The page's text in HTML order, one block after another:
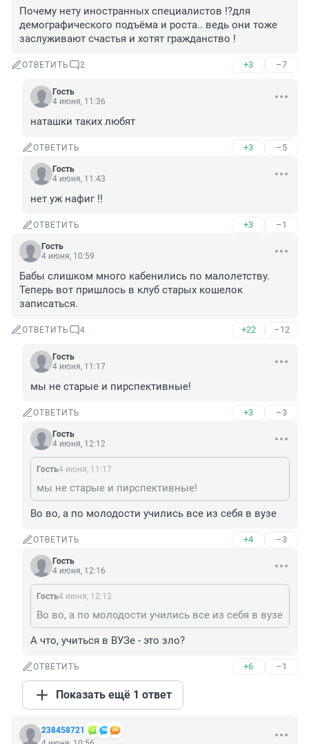
Почему нету иностранных специалистов !?для
демографического подъёма и роста.. ведь они тоже
заслуживают счастья и хотят гражданство !
ОТВЕТИТЬ 2 +3 –7
Гость
4 июня, 11:36
наташки таких любят
ОТВЕТИТЬ +3 –5
Гость
4 июня, 11:43
нет уж нафиг !!
ОТВЕТИТЬ +3 –1
Гость
4 июня, 10:59
Бабы слишком много кабенились по малолетству.
Теперь вот пришлось в клуб старых кошелок
записаться.
ОТВЕТИТЬ 4 +22 –12
Гость
4 июня, 11:17
мы не старые и пирспективные!
ОТВЕТИТЬ +3 –3
Гость
4 июня, 12:12
Гость4 июня, 11:17
мы не старые и пирспективные!
Во во, а по молодости учились все из себя в вузе
ОТВЕТИТЬ +4 –3
Гость
4 июня, 12:16
Гость4 июня, 12:12
Во во, а по молодости учились все из себя в вузе
А что, учиться в ВУЗе - это зло?
ОТВЕТИТЬ +6 –1
Показать ещё 1 ответ
238458721